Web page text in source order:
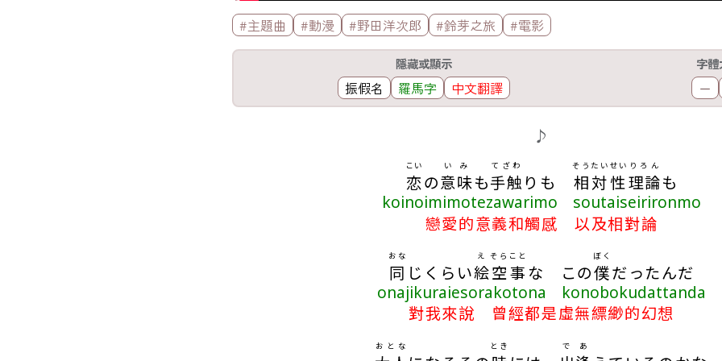
標籤欄
#主題曲 #動漫 #野田洋次郎 #鈴芽之旅 #電影
隱藏或顯示
振假名 羅馬字 中文翻譯
字
－
♪
恋
こい
の意味
いみ
も手触
てざわ
りも 相対性
そうたいせい
理論
りろん
も
koinoimimotezawarimo soutaiseirironmo
戀愛的意義和觸感 以及相對論
同
おな
じくらい絵
え
空
そら
事
こと
な この僕
ぼく
だったんだ
onajikuraiesorakotona konobokudattanda
對我來說 曾經都是虛無縹緲的幻想
おとな とき で あ